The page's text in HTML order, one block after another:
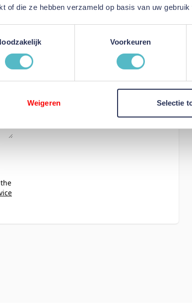
of die ze hebben verzameld op basis van uw
Voorkeuren
Weigeren Selectie